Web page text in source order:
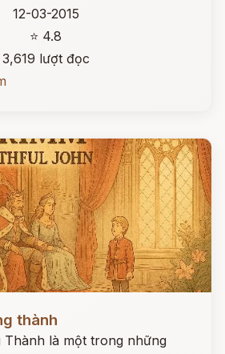
12-03-2015
⭐ 4.8
3,619 lượt đọc
thành
là một trong những